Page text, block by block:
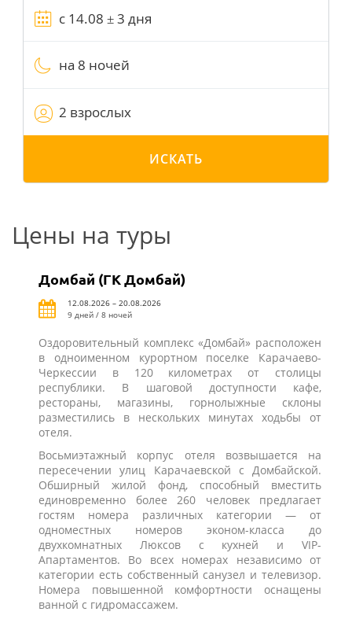
на 8 ночей
2 взрослых
ИСКАТЬ
Цены на туры
Домбай (ГК Домбай)
12.08.2026 – 20.08.2026
9 дней / 8 ночей
Оздоровительный комплекс «Домбай» расположен
в одноименном курортном поселке Карачаево-
Черкессии в 120 километрах от столицы
республики. В шаговой доступности кафе,
рестораны, магазины, горнолыжные склоны
разместились в нескольких минутах ходьбы от
отеля.
Восьмиэтажный корпус отеля возвышается на
пересечении улиц Карачаевской с Домбайской.
Обширный жилой фонд, способный вместить
единовременно более 260 человек предлагает
гостям номера различных категории — от
одноместных номеров эконом-класса до
двухкомнатных Люксов с кухней и VIP-
Апартаментов. Во всех номерах независимо от
категории есть собственный санузел и телевизор.
Номера повышенной комфортности оснащены
ванной с гидромассажем.